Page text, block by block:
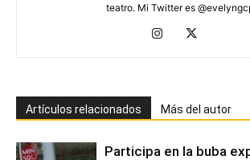
teatro. Mi Twitter es
Artículos relacionados Más del autor
Participa en la buba